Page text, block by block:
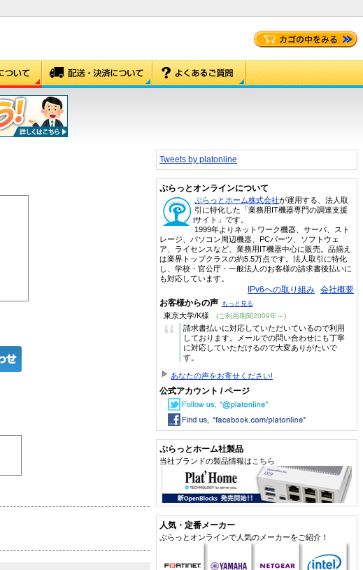
Tweets by platonline
ぷらっとオンラインについて
ぷらっとホーム株式会社が運用する、法人取
引に特化した「業務用IT機器専門の調達支援
サイト」です。
1999年よりネットワーク機器、サーバ、スト
レージ、パソコン周辺機器、PCパーツ、ソフトウェ
ア、ライセンスなど、業務用IT機器中心に販売。品揃え
は業界トップクラスの約5.5万点です。法人取引に特化
し、学校・官公庁・一般法人のお客様の請求書後払いに
も対応しています。
IPv6への取り組み 会社概要
お客様からの声 もっと見る
東京大学/K様 (ご利用期間2009年～)
“
請求書払いに対応していただいているので利用
しております。メールでの問い合わせにも丁寧
に対応していただけるので大変ありがたいで
す。
あなたの声をお寄せください!
公式アカウント / ページ
ぷらっとホーム社製品
当社ブランドの製品情報はこちら
人気・定番メーカー
ぷらっとオンラインで人気のメーカーをご紹介！